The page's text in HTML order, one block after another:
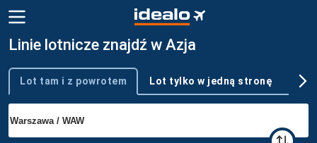
Linie lotnicze znajdź w Azja
Typ podróży
Lot tam i z powrotem Lot tylko w jedną stronę